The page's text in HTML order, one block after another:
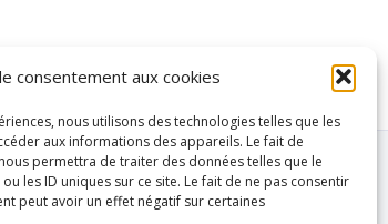
consentement aux cookies
nous utilisons des technologies telles que les
aux informations des appareils. Le fait de
permettra de traiter des données telles que le
les ID uniques sur ce site. Le fait de ne pas consentir
peut avoir un effet négatif sur certaines